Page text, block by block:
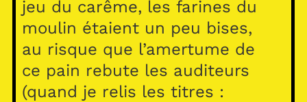
jeu du carême, les farines du
moulin étaient un peu bises,
au risque que l’amertume de
ce pain rebute les auditeurs
(quand je relis les titres :